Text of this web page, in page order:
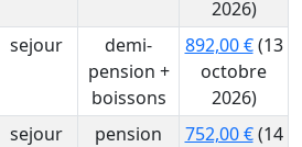
2026)
sejour
demi-
pension +
boissons
892,00 €(13
octobre
2026)
sejour
pension
752,00 €(14